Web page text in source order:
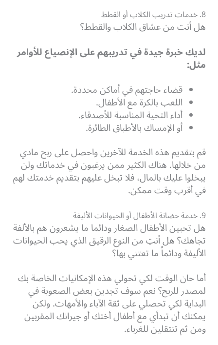
8. خدمات تدريب الكلاب أو القطط
هل أنت من عشاق الكلاب والقطط؟
لديك خبرة جيدة في تدريبهم على الإنصياع للأوامر
مثل:
قضاء حاجتهم في أماكن محددة.
اللعب بالكرة مع الأطفال.
أداء التحية المناسبة للأصدقاء.
أو الإمساك بالأطباق الطائرة.
قم بتقديم هذه الخدمة للآخرين واحصل على ربح مادي
من خلالها.هناك الكثير ممن يرغبون في خدماتك ولن
يبخلوا عليك بالمال، فلا تبخل عليهم بتقديم خدمتك لهم
في أقرب وقت ممكن.
9. خدمة حضانة الأطفال أو الحيوانات الأليفة
هل تحبين الأطفال الصغار ودائما ما يشعرون هم بالألفة
تجاهك؟هل أنتِ من النوع الرقيق الذي يحب الحيوانات
الأليفة ودائماً ما تعتني بها؟
أما حان الوقت لكي تحولي هذه الإمكانيات الخاصة بك
لمصدر للربح؟ نعم سوف تجدين بعض الصعوبة في
البداية لكي تحصلي على ثقة الآباء والأمهات.ولكن
يمكنك أن تبدأي مع أطفال أختك أو جيرانك المقربين
ومن ثم تنتقلين للغرباء.